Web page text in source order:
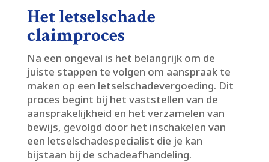
Het letselschade
claimproces
Na een ongeval is het belangrijk om de
juiste stappen te volgen om aanspraak te
maken op een letselschadevergoeding.​ Dit
proces begint bij het vaststellen van de
aansprakelijkheid en het verzamelen van
bewijs, gevolgd door het inschakelen van
een letselschadespecialist die je kan
bijstaan bij de schadeafhandeling.​